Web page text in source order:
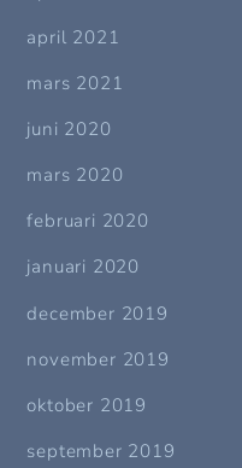
april 2021
mars 2021
juni 2020
mars 2020
februari 2020
januari 2020
december 2019
november 2019
oktober 2019
september 2019